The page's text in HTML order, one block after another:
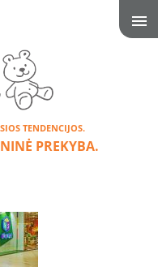
TENDENCIJOS.
PREKYBA.